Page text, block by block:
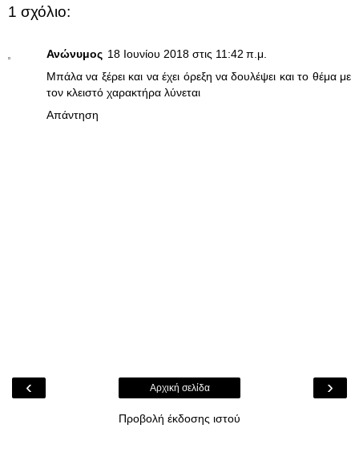
1 σχόλιο:
Ανώνυμος 18 Ιουνίου 2018 στις 11:42 π.μ.
Μπάλα να ξέρει και να έχει όρεξη να δουλέψει και το θέμα με
τον κλειστό χαρακτήρα λύνεται
Απάντηση
‹ ›
Αρχική σελίδα
Προβολή έκδοσης ιστού